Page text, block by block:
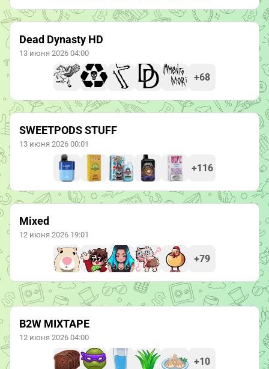
Dead Dynasty HD
13 июня 2026 04:00
+68
SWEETPODS STUFF
13 июня 2026 00:01
+116
Mixed
12 июня 2026 19:01
+79
B2W MIXTAPE
12 июня 2026 04:00
+10